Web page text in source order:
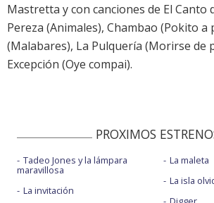
Mastretta y con canciones de El Canto
Pereza (Animales), Chambao (Pokito a
(Malabares), La Pulquería (Morirse de
Excepción (Oye compai).
PROXIMOS
Tadeo Jones y la lámpara
maravillosa
La invitación
La maleta
La isla